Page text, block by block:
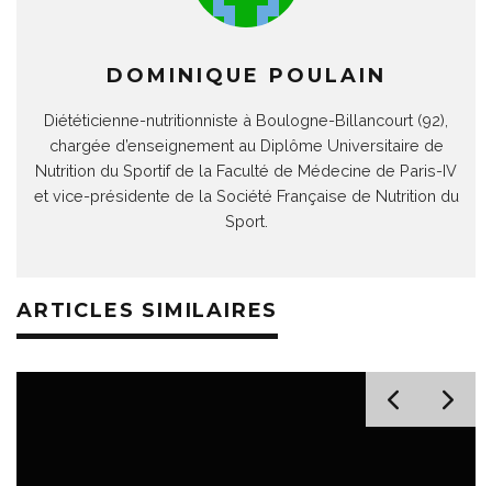
DOMINIQUE POULAIN
Diététicienne-nutritionniste à Boulogne-Billancourt (92),
chargée d’enseignement au Diplôme Universitaire de
Nutrition du Sportif de la Faculté de Médecine de Paris-IV
et vice-présidente de la Société Française de Nutrition du
Sport.
ARTICLES SIMILAIRES